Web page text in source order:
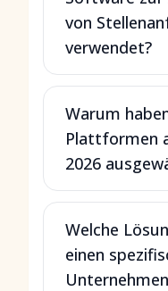
von
verwendet?
Warum
Plattformen
2026
Welche
einen